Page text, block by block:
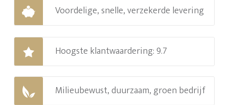
Voordelige, snelle, verzekerde levering
Hoogste klantwaardering: 9.7
Milieubewust, duurzaam, groen bedrijf